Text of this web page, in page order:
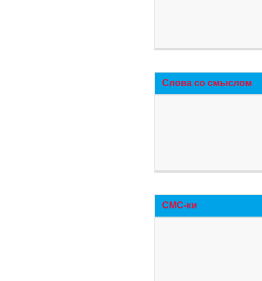
Слова со смыслом
СМС-ки